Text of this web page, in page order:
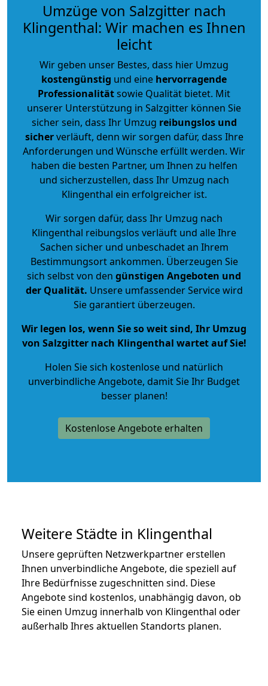
Umzüge von Salzgitter nach
Klingenthal: Wir machen es Ihnen
leicht
Wir geben unser Bestes, dass hier Umzug
kostengünstig und eine hervorragende
Professionalitätsowie Qualität bietet. Mit
unserer Unterstützung in Salzgitter können Sie
sicher sein, dass Ihr Umzug reibungslos und
sicherverläuft, denn wir sorgen dafür, dass Ihre
Anforderungen und Wünsche erfüllt werden. Wir
haben die besten Partner, um Ihnen zu helfen
und sicherzustellen, dass Ihr Umzug nach
Klingenthal ein erfolgreicher ist.
Wir sorgen dafür, dass Ihr Umzug nach
Klingenthal reibungslos verläuft und alle Ihre
Sachen sicher und unbeschadet an Ihrem
Bestimmungsort ankommen. Überzeugen Sie
sich selbst von den günstigen Angeboten und
der Qualität. Unsere umfassender Service wird
Sie garantiert überzeugen.
Wir legen los, wenn Sie so weit sind, Ihr Umzug
von Salzgitter nach Klingenthal wartet auf Sie!
Holen Sie sich kostenlose und natürlich
unverbindliche Angebote, damit Sie Ihr Budget
besser planen!
Kostenlose Angebote erhalten
Weitere Städte in Klingenthal
Unsere geprüften Netzwerkpartner erstellen
Ihnen unverbindliche Angebote, die speziell auf
Ihre Bedürfnisse zugeschnitten sind. Diese
Angebote sind kostenlos, unabhängig davon, ob
Sie einen Umzug innerhalb von Klingenthal oder
außerhalb Ihres aktuellen Standorts planen.